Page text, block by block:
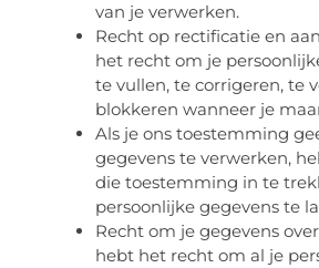
van je verwerken.
Recht op rectificatie en
het recht om je
te vullen, te corrigeren, te
blokkeren wanneer je
Als je ons toestemming
gegevens te verwerken,
die toestemming in te
persoonlijke gegevens te
Recht om je gegevens
hebt het recht om al je